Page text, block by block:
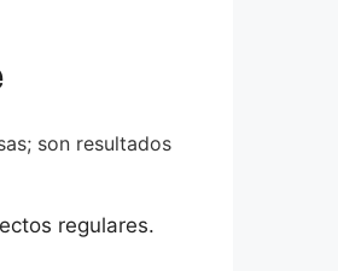
son resultados
regulares.